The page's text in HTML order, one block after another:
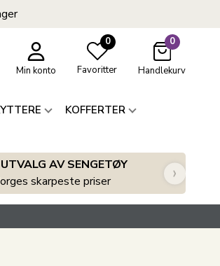
Min konto
0
Favoritter
0
Handlekurv
KOFFERTER
AV SENGETØY
skarpeste priser
›